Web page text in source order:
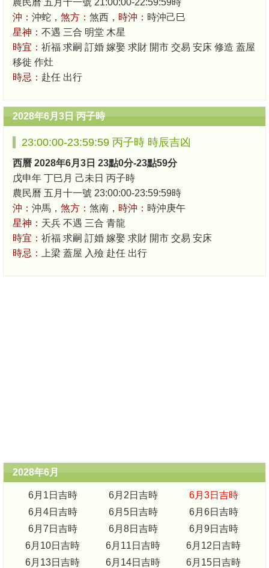
農民曆 五月十一號 21:00:00-22:59:59時
沖： 沖蛇， 煞方： 煞西， 時沖： 時沖己巳
星神： 不遇 三合 明堂 木星
時宜： 祈福 求嗣 訂婚 嫁娶 求財 開市 交易 安床 修造 蓋屋
移徙 作灶
時忌： 赴任 出行
2028年6月3日 丙子時
23:00:00-23:59:59 丙子時 時辰吉凶
西曆 2028年6月3日 23點0分-23點59分
戊申年 丁巳月 己未日 丙子時
農民曆 五月十一號 23:00:00-23:59:59時
沖： 沖馬， 煞方： 煞南， 時沖： 時沖庚午
星神： 天兵 不遇 三合 青龍
時宜： 祈福 求嗣 訂婚 嫁娶 求財 開市 交易 安床
時忌：
上梁 蓋屋 入殮 赴任 出行
2028年6月
6月1日吉時 6月2日吉時
6月3日吉時
6月4日吉時
6月5日吉時
6月6日吉時
6月7日吉時
6月8日吉時
6月9日吉時
6月10日吉時
6月11日吉時
6月12日吉時
6月13日吉時
6月14日吉時
6月15日吉時